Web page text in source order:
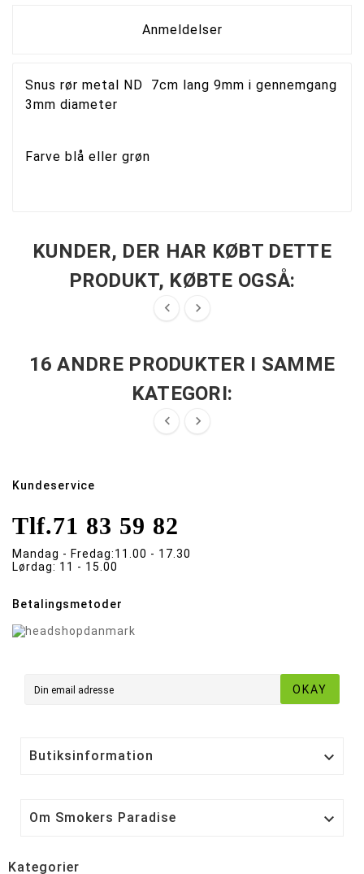
Anmeldelser
Snus rør metal ND 7cm lang 9mm i gennemgang
3mm diameter
Farve blå eller grøn
KUNDER, DER HAR KØBT DETTE
PRODUKT, KØBTE OGSÅ:
 
16 ANDRE PRODUKTER I SAMME
KATEGORI:
 
Kundeservice
Tlf.71 83 59 82
Mandag - Fredag:11.00 - 17.30
Lørdag: 11 - 15.00
Betalingsmetoder
OKAY
Butiksinformation 
Om Smokers Paradise 
Kategorier